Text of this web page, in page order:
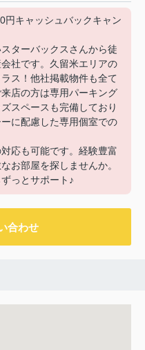
円キャッシュバックキャン
ターバックスさんから徒
社です。久留米エリアの
ス！他社掲載物件も全て
店の方は専用パーキング
スペースも完備しており
に配慮した専用個室での
応も可能です。経験豊富
お部屋を探しませんか。
っとサポート♪
合わせ